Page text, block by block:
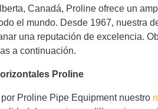
Canadá, Proline ofrece un
el mundo. Desde 1967, nuestra
una reputación de excelencia.
a continuación.
Proline
Proline Pipe Equipment nuestro